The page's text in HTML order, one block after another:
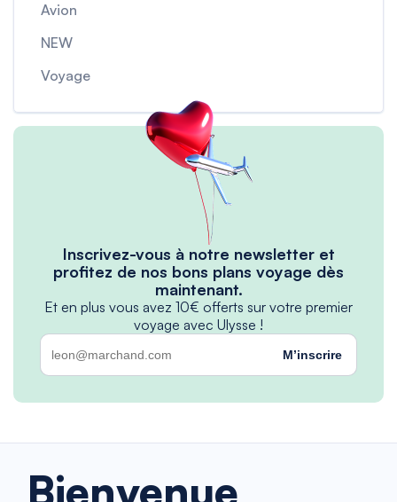
Avion
NEW
Voyage
Inscrivez-vous à notre newsletter et
profitez de nos bons plans voyage dès
maintenant.
Et en plus vous avez 10€ offerts sur votre premier
voyage avec Ulysse !
M’inscrire
Bienvenue